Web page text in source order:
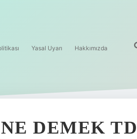
Yasal Uyarı Hakkımızda
DEMEK